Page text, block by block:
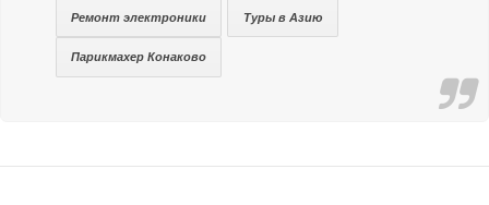
Ремонт электроники Туры в Азию
Парикмахер Конаково